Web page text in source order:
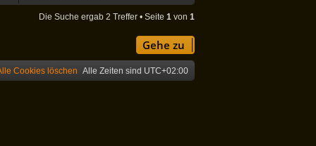
Die Suche ergab 2 Treffer • Seite 1 von 1
Gehe zu
Alle Zeiten sind UTC+02:00
Cookies löschen